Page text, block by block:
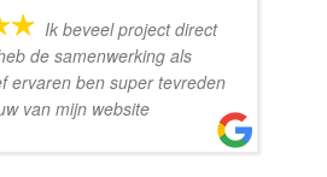
Ik beveel project direct
de samenwerking als
ervaren ben super tevreden
van mijn website